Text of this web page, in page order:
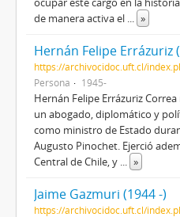
de manera activa el ... »
Hernán Felipe Errázuriz
https://archivocidoc.uft.cl/
Persona
1945-
Hernán Felipe Errázuriz
un abogado, diplomático y
como ministro de Estado
Augusto Pinochet. Ejerció
Central de Chile, y ... »
Jaime Gazmuri (1944 -)
https://archivocidoc.uft.cl/